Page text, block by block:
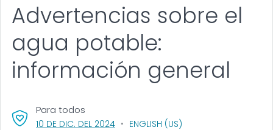
Advertencias sobre el
agua potable:
información general
10 DE DIC. DEL 2024, VISIT LINK FOR DETAILS.
ENGLISH (US)
Para todos